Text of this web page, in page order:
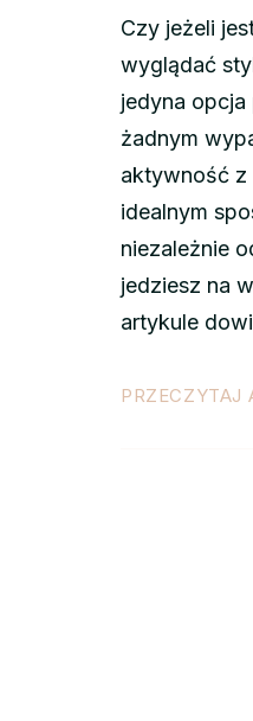
Czy jeżeli
wyglądać
jedyna
żadnym
aktywność z
idealnym
niezależnie
jedziesz na
artykule
PRZECZYTAJ